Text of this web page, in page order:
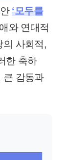
안‘모두를
와 연대적
의 사회적,
한 축하
큰 감동과